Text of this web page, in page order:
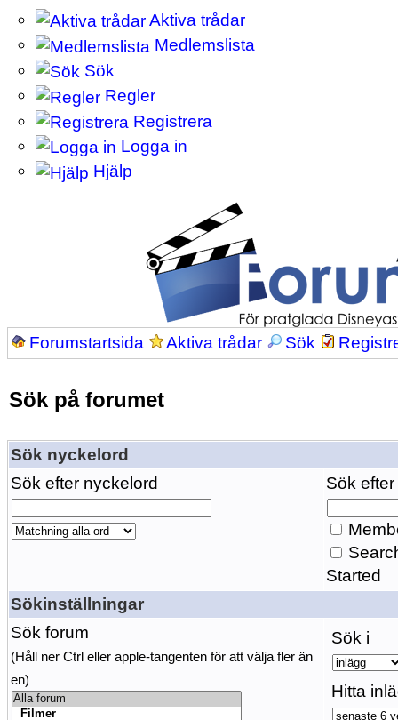
Aktiva trådar
Medlemslista
Sök
Regler
Registrera
Logga in
Hjälp
Forumstartsida Aktiva trådar Sök
Sök på forumet
Sök nyckelord
Sök efter nyckelord
Sök
Started
Sökinställningar
Sök forum
(Håll ner Ctrl eller apple-tangenten för att välja fler än
en)
Sök i
Hitta